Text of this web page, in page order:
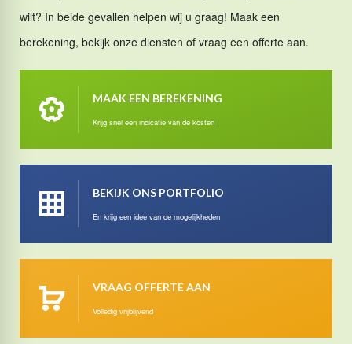
wilt? In beide gevallen helpen wij u graag! Maak een
berekening, bekijk onze diensten of vraag een offerte aan.
MAAK EEN BEREKENING
Krijg snel een indicatie van de kosten
BEKIJK ONS PORTFOLIO
En krijg een idee van de mogelijkheden
VRAAG OFFERTE AAN
Volledig vrijblijvend